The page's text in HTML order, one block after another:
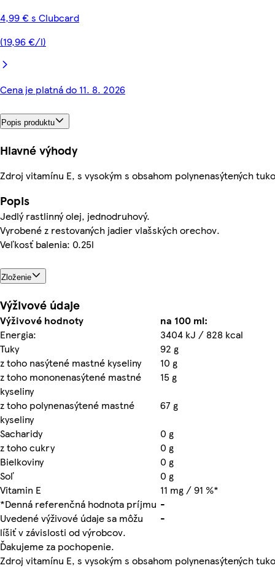
4,99 € s Clubcard
(19,96 €/l)
Cena je platná do 11. 8. 2026
Popis produktu
Hlavné výhody
Zdroj vitamínu E, s vysokým s obsahom polynenasýtených
Popis
Jedlý rastlinný olej, jednodruhový.
Vyrobené z restovaných jadier vlašských orechov.
Veľkosť balenia: 0.25l
Zloženie
Výživové údaje
Výživové hodnoty
na 100 ml:
Energia:
3404 kJ / 828 kcal
Tuky
92 g
z toho nasýtené mastné kyseliny
10 g
z toho mononenasýtené mastné
kyseliny
15 g
z toho polynenasýtené mastné
kyseliny
67 g
Sacharidy
0 g
z toho cukry
0 g
Bielkoviny
0 g
Soľ
0 g
Vitamin E
11 mg / 91 %*
*Denná referenčná hodnota príjmu -
Uvedené výživové údaje sa môžu
líšiť v závislosti od výrobcov.
Ďakujeme za pochopenie.
-
Zdroj vitamínu E, s vysokým s obsahom polynenasýtených